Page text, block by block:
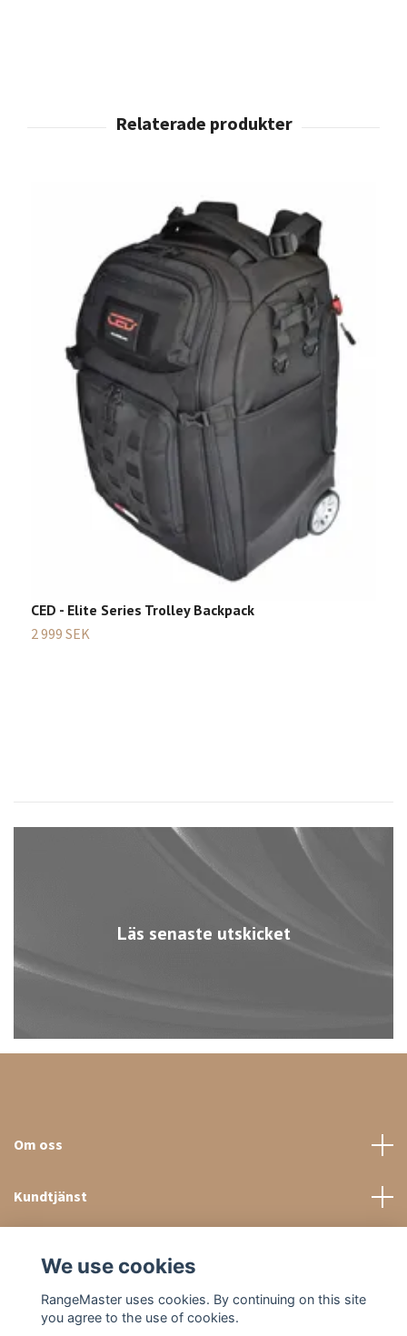
Läs senaste utskicket
CED - Elite Series Trolley Backpack
2 999 SEK
Om oss
Kundtjänst
We use cookies
RangeMaster uses cookies. By continuing on this site
you agree to the use of cookies.